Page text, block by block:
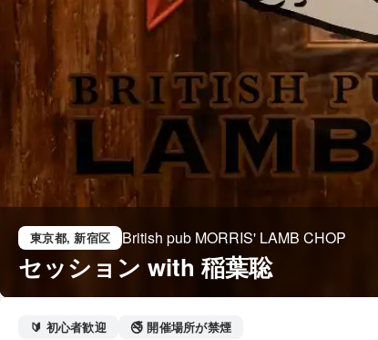
東京都, 新宿区 British pub MORRIS' LAMB CHOP
セッション with 稲葉聡
🔰 初心者歓迎 🚭 開催場所が禁煙